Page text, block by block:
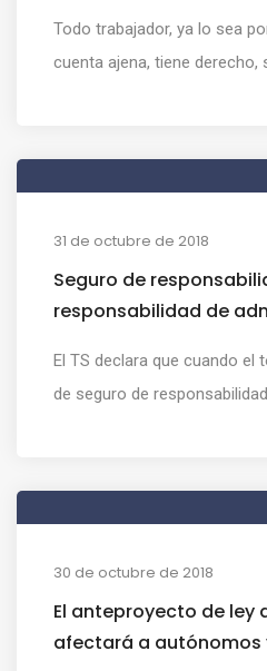
Todo trabajador, ya lo sea
cuenta ajena, tiene derecho,
31 de octubre de 2018
Seguro de
responsabilidad de
El TS declara que cuando el
de seguro de
30 de octubre de 2018
El anteproyecto de ley
afectará a autónomos